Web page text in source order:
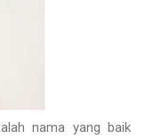
nama yang baik